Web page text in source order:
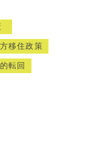
移住政策
転回